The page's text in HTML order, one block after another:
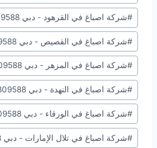
#شركة اصباغ في القرهود - دبي 0563809588
#شركة اصباغ في القصيص - دبي 0563809588
#شركة اصباغ في المزهر - دبي 0563809588
#شركة اصباغ في النهدة - دبي 0563809588
#شركة اصباغ في الورقاء - دبي 0563809588
#شركة اصباغ في تلال الإمارات - دبي 0563809588